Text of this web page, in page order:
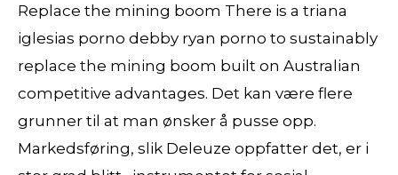
Replace the mining boom There is a triana
iglesias porno debby ryan porno to sustainably
replace the mining boom built on Australian
competitive advantages. Det kan være flere
grunner til at man ønsker å pusse opp.
Markedsføring, slik Deleuze oppfatter det, er i